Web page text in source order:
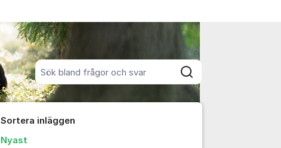
Sök bland alla inlägg
Sök
Sortera inläggen
Nyast